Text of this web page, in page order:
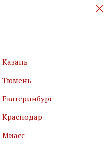
и новинки
сайта
персональных
Казань
Тюмень
Екатеринбург
Краснодар
Миасс